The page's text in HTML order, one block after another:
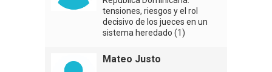
tensiones, riesgos y el rol
decisivo de los jueces en un
sistema heredado (1)
Mateo Justo